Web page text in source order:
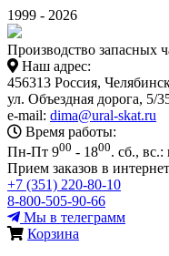
1999 - 2026
Производство запасных
Наш адрес:
456313 Россия,
ул. Объездная дорога, 5/
e-mail: dima@ural-skat.ru
Время работы:
Пн-Пт 900 - 1800. сб.,
Прием заказов в
+7 (351) 220-80-10
8-800-505-90-66
Мы в телеграмм
Корзина